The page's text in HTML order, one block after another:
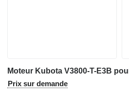
Prix sur demande